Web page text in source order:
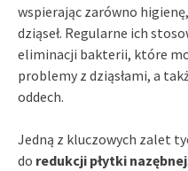
wspierając zarówno
dziąseł. Regularne ich
eliminacji bakterii, które
problemy z dziąsłami, a
oddech.
Jedną z kluczowych zalet
do redukcji płytki nazębnej